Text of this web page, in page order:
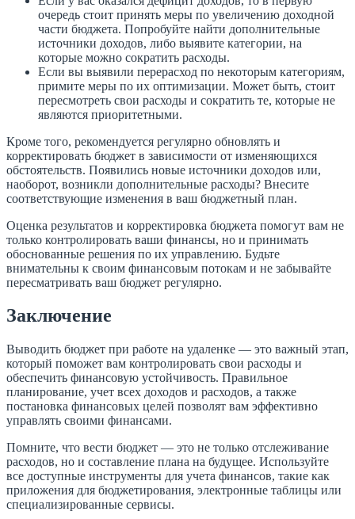
очередь стоит принять меры по увеличению доходной
части бюджета. Попробуйте найти дополнительные
источники доходов, либо выявите категории, на
которые можно сократить расходы.
Если вы выявили перерасход по некоторым категориям,
примите меры по их оптимизации. Может быть, стоит
пересмотреть свои расходы и сократить те, которые не
являются приоритетными.
Кроме того, рекомендуется регулярно обновлять и
корректировать бюджет в зависимости от изменяющихся
обстоятельств. Появились новые источники доходов или,
наоборот, возникли дополнительные расходы? Внесите
соответствующие изменения в ваш бюджетный план.
Оценка результатов и корректировка бюджета помогут вам не
только контролировать ваши финансы, но и принимать
обоснованные решения по их управлению. Будьте
внимательны к своим финансовым потокам и не забывайте
пересматривать ваш бюджет регулярно.
Заключение
Выводить бюджет при работе на удаленке — это важный этап,
который поможет вам контролировать свои расходы и
обеспечить финансовую устойчивость. Правильное
планирование, учет всех доходов и расходов, а также
постановка финансовых целей позволят вам эффективно
управлять своими финансами.
Помните, что вести бюджет — это не только отслеживание
расходов, но и составление плана на будущее. Используйте
все доступные инструменты для учета финансов, такие как
приложения для бюджетирования, электронные таблицы или
специализированные сервисы.